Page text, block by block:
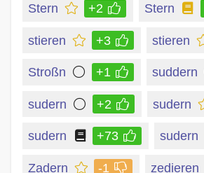
Stern +2 Stern
stieren +3 stieren
Stroßn +1 suddern
sudern +2 sudern
sudern +73 sudern
Zadern -1 zedieren